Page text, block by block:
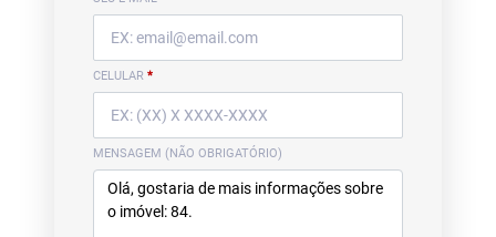
CELULAR *
MENSAGEM (NÃO OBRIGATÓRIO)